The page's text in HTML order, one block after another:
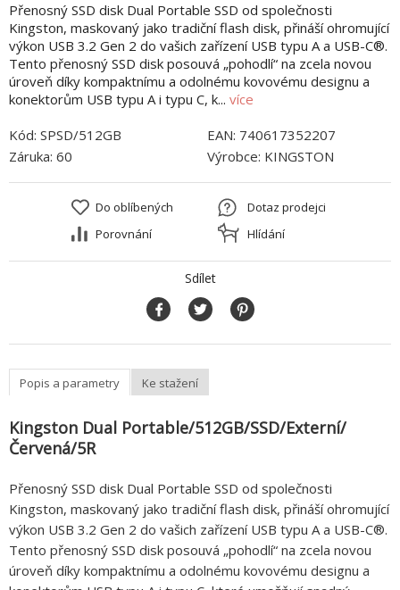
Přenosný SSD disk Dual Portable SSD od společnosti
Kingston, maskovaný jako tradiční flash disk, přináší ohromující
výkon USB 3.2 Gen 2 do vašich zařízení USB typu A a USB-C®.
Tento přenosný SSD disk posouvá „pohodlí“ na zcela novou
úroveň díky kompaktnímu a odolnému kovovému designu a
konektorům USB typu A i typu C, k... více
Kód: SPSD/512GB EAN: 740617352207
Záruka: 60 Výrobce: KINGSTON
Do oblíbených
Porovnání
Dotaz prodejci
Hlídání
Sdílet
Popis a parametry Ke stažení
Kingston Dual Portable/512GB/SSD/Externí/
Červená/5R
Přenosný SSD disk Dual Portable SSD od společnosti
Kingston, maskovaný jako tradiční flash disk, přináší ohromující
výkon USB 3.2 Gen 2 do vašich zařízení USB typu A a USB-C®.
Tento přenosný SSD disk posouvá „pohodlí“ na zcela novou
úroveň díky kompaktnímu a odolnému kovovému designu a